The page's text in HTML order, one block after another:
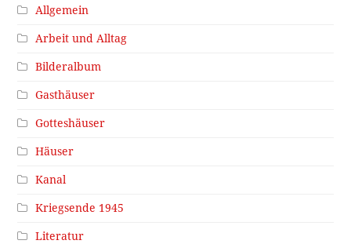
Allgemein
Arbeit und Alltag
Bilderalbum
Gasthäuser
Gotteshäuser
Häuser
Kanal
Kriegsende 1945
Literatur